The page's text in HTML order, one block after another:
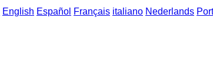
English Español Français italiano Nederlands